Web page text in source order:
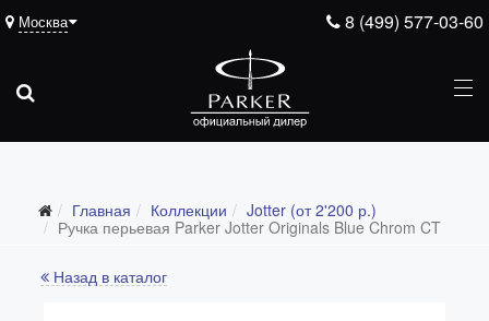
8 (499) 577-03-60
Москва
Главная Коллекции
Jotter (от 2'200 р.)
Ручка перьевая Parker Jotter Originals Blue Chrom CT
Назад в каталог
Все коллекции